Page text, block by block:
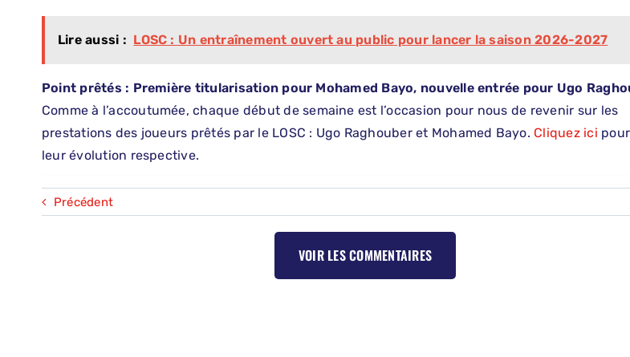
Lire aussi : LOSC : Un entraînement ouvert au public pour lancer la saison 2026-2027
Point prêtés : Première titularisation pour Mohamed Bayo, nouvelle entrée pour Ugo
Comme à l’accoutumée, chaque début de semaine est l’occasion pour nous de revenir sur les
prestations des joueurs prêtés par le LOSC : Ugo Raghouber et Mohamed Bayo. Cliquez ici
leur évolution respective.
Précédent
VOIR LES COMMENTAIRES